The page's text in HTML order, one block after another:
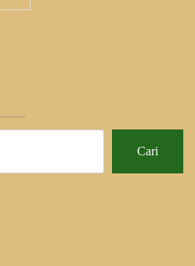
Cari